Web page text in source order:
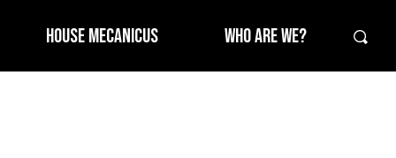
HOUSE MECANICUS WHO ARE WE?